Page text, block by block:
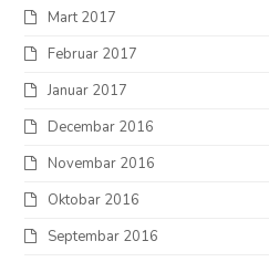
Mart 2017
Februar 2017
Januar 2017
Decembar 2016
Novembar 2016
Oktobar 2016
Septembar 2016